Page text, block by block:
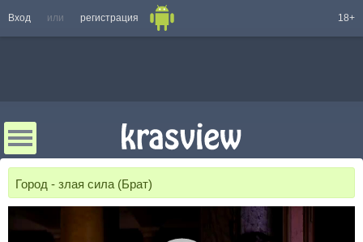
Вход или регистрация 18+
Город - злая сила (Брат)